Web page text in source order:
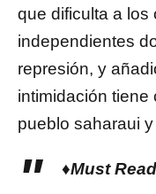
que dificulta a los
independientes
represión, y
intimidación tiene
pueblo saharaui
♦️Must